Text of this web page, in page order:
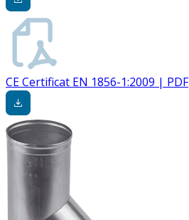
CE Certificat EN 1856-1:2009 | PDF